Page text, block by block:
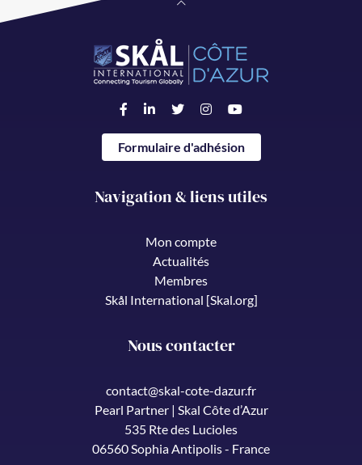
Formulaire d'adhésion
Navigation & liens utiles
Mon compte
Actualités
Membres
Skål International [Skal.org]
Nous contacter
contact@skal-cote-dazur.fr
Pearl Partner | Skal Côte d’Azur
535 Rte des Lucioles
06560 Sophia Antipolis - France